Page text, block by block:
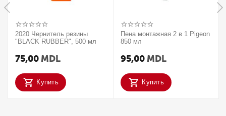
2020 Чернитель резины
"BLACK RUBBER", 500 мл
75,00 MDL
Купить
Пена монтажная 2 в 1 Pigeon
850 мл
95,00 MDL
Купить